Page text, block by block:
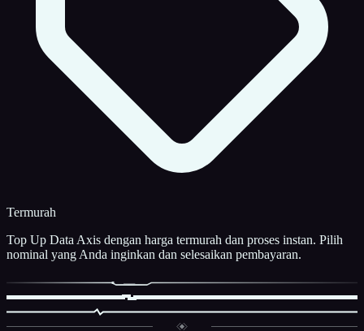
Termurah
Top Up Data Axis dengan harga termurah dan proses instan. Pilih
nominal yang Anda inginkan dan selesaikan pembayaran.